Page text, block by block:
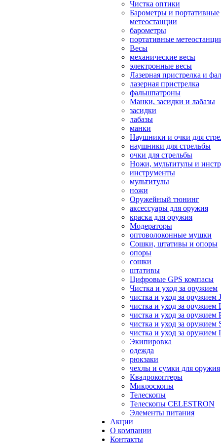
Чистка оптики
Барометры и портативные
метеостанции
барометры
портативные
Весы
механические весы
электронные весы
Лазерная пристрелка и
лазерная пристрелка
фальшпатроны
Манки, засидки и лабазы
засидки
лабазы
манки
Наушники и очки для
наушники для стрельбы
очки для стрельбы
Ножи, мультитулы и
инструменты
мультитулы
ножи
Оружейный тюнинг
аксессуары для оружия
краска для оружия
Модераторы
оптоволоконные мушки
Сошки, штативы и опоры
опоры
сошки
штативы
Цифровые GPS компасы
Чистка и уход за оружием
чистка и уход за оружием
чистка и уход за оружием
чистка и уход за оружием
чистка и уход за оружием
чистка и уход за
Экипировка
одежда
рюкзаки
чехлы и сумки для оружия
Квадрокоптеры
Микроскопы
Телескопы
Телескопы CELESTRON
Элементы питания
Акции
О компании
Контакты